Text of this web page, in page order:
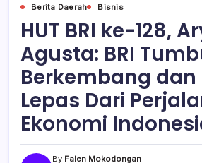
Berita Daerah Bisnis
HUT BRI ke-128,
Agusta: BRI
Berkembang dan
Lepas Dari
Ekonomi
By Falen Mokodongan